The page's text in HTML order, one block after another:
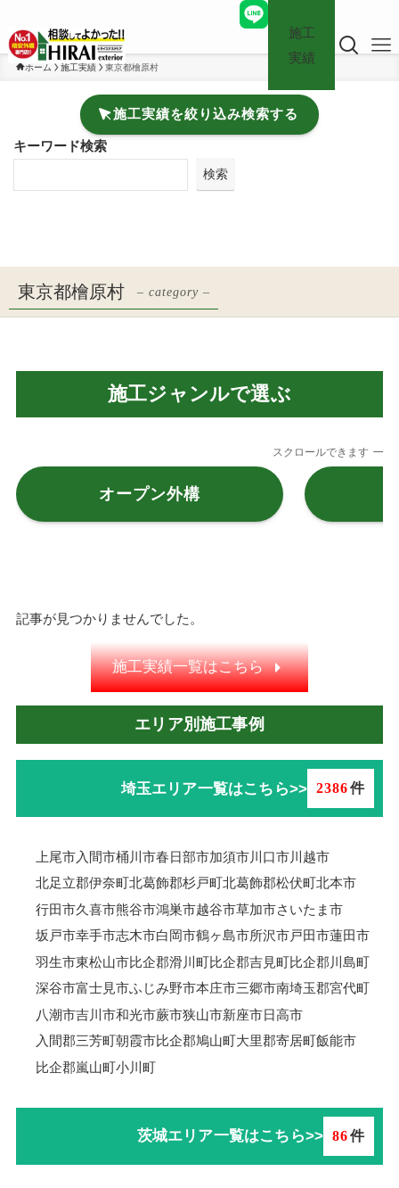
施工
実績
ホーム 施工実績 東京都檜原村
施工実績を絞り込み検索する
キーワード検索
検索
東京都檜原村 – category –
施工ジャンルで選ぶ
スクロールできます
オープン外構
記事が見つかりませんでした。
施工実績一覧はこちら
エリア別施工事例
埼玉エリア一覧はこちら>> 2386件
上尾市入間市桶川市春日部市加須市川口市川越市
北足立郡伊奈町北葛飾郡杉戸町北葛飾郡松伏町北本市
行田市久喜市熊谷市鴻巣市越谷市草加市さいたま市
坂戸市幸手市志木市白岡市鶴ヶ島市所沢市戸田市蓮田市
羽生市東松山市比企郡滑川町比企郡吉見町比企郡川島町
深谷市富士見市ふじみ野市本庄市三郷市南埼玉郡宮代町
八潮市吉川市和光市蕨市狭山市新座市日高市
入間郡三芳町朝霞市比企郡鳩山町大里郡寄居町飯能市
比企郡嵐山町小川町
茨城エリア一覧はこちら>> 86件